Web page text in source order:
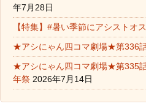
年7月28日
【特集】#暑い季節にアシストオ
★アシにゃん四コマ劇場★第336
★アシにゃん四コマ劇場★第335
年祭 2026年7月14日